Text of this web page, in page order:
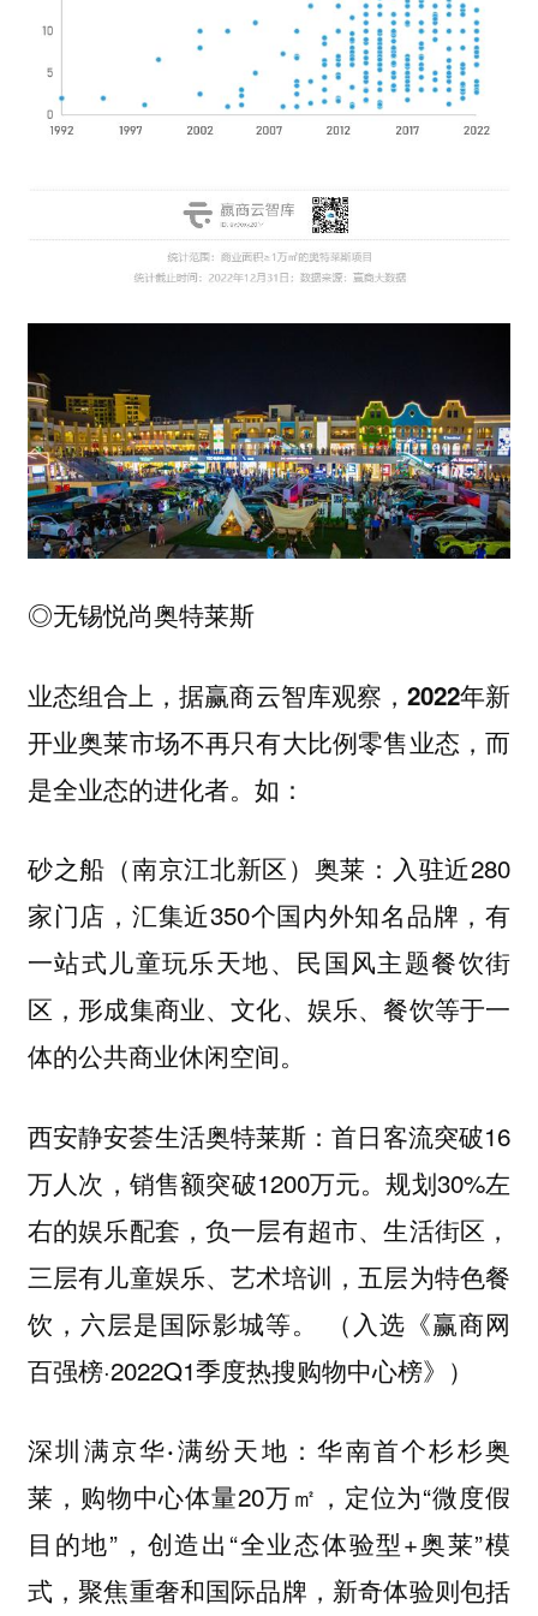
◎无锡悦尚奥特莱斯
业态组合上，据赢商云智库观察， 2022年新
开业奥莱市场不再只有大比例零售业态，而
是全业态的进化者。如：
砂之船（南京江北新区）奥莱： 入驻近280
家门店，汇集近350个国内外知名品牌，有
一站式儿童玩乐天地、民国风主题餐饮街
区，形成集商业、文化、娱乐、餐饮等于一
体的公共商业休闲空间。
西安静安荟生活奥特莱斯：首日客流突破16
万人次，销售额突破1200万元。规划30%左
右的娱乐配套，负一层有超市、生活街区，
三层有儿童娱乐、艺术培训，五层为特色餐
饮，六层是国际影城等。 （入选《赢商网
百强榜·2022Q1季度热搜购物中心榜》）
深圳满京华·满纷天地：华南首个杉杉奥
莱，购物中心体量20万㎡，定位为“微度假
目的地”，创造出“全业态体验型+奥莱”模
式，聚焦重奢和国际品牌，新奇体验则包括